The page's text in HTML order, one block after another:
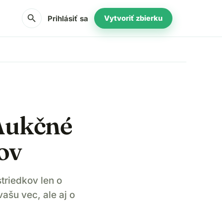
search Prihlásiť sa Vytvoriť zbierku
len o
vec, ale aj o